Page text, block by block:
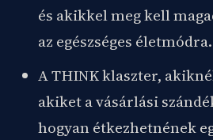
és akikkel meg kell
az egészséges életmódra.
A THINK klaszter,
akiket a vásárlási
hogyan étkezhetnének